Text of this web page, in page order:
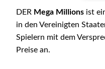
DER Mega Millions ist
in den Vereinigten
Spielern mit dem
Preise an.